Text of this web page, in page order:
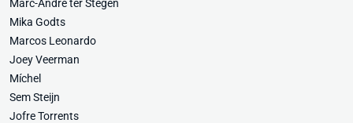
Marc-André ter Stegen
Mika Godts
Marcos Leonardo
Joey Veerman
Míchel
Sem Steijn
Jofre Torrents